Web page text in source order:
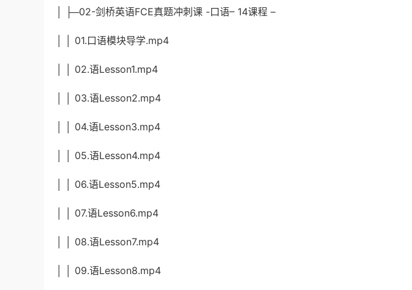
│ ├─02-剑桥英语FCE真题冲刺课 -口语– 14课程 –
│ │ 01.口语模块导学.mp4
│ │ 02.语Lesson1.mp4
│ │ 03.语Lesson2.mp4
│ │ 04.语Lesson3.mp4
│ │ 05.语Lesson4.mp4
│ │ 06.语Lesson5.mp4
│ │ 07.语Lesson6.mp4
│ │ 08.语Lesson7.mp4
│ │ 09.语Lesson8.mp4